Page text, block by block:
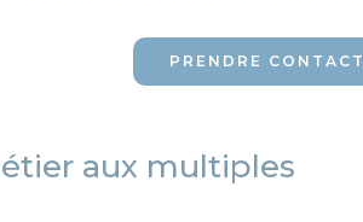
PRENDRE CONTACT
aux multiples